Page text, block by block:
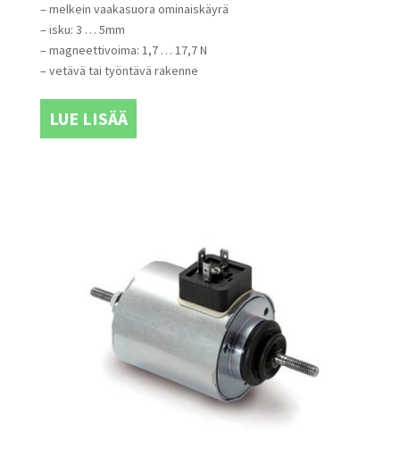
– melkein vaakasuora ominaiskäyrä
– isku: 3 … 5mm
– magneettivoima: 1,7 … 17,7 N
– vetävä tai työntävä rakenne
LUE LISÄÄ